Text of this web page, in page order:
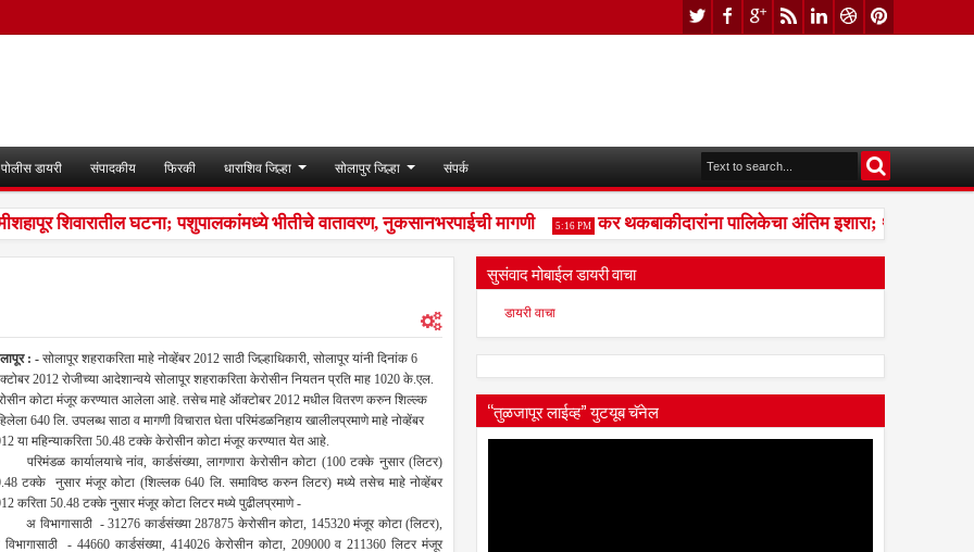
पोलीस डायरी संपादकीय फिरकी धाराशिव जिल्हा सोलापुर जिल्हा संपर्क
शिवारातील घटना; पशुपालकांमध्ये भीतीचे वातावरण, नुकसानभरपाईची मागणी 5:16 PM कर थकबाकीदारांना पालिकेचा अंतिम इशारा; थकित कर न
: - सोलापूर शहराकरिता माहे नोव्हेंबर 2012 साठी जिल्हाधिकारी, सोलापूर यांनी दिनांक 6
2012 रोजीच्या आदेशान्वये सोलापूर शहराकरिता केरोसीन नियतन प्रति माह 1020 के.एल.
कोटा मंजूर करण्यात आलेला आहे. तसेच माहे ऑक्टोबर 2012 मधील वितरण करुन शिल्ल्क
640 लि. उपलब्ध साठा व मागणी विचारात घेता परिमंडळनिहाय खालीलप्रमाणे माहे नोव्हेंबर
या महिन्याकरिता 50.48 टक्के केरोसीन कोटा मंजूर करण्यात येत आहे.
कार्यालयाचे नांव, कार्डसंख्या, लागणारा केरोसीन कोटा (100 टक्के नुसार (लिटर)
टक्के नुसार मंजूर कोटा (शिल्लक 640 लि. समाविष्ठ करुन लिटर) मध्ये तसेच माहे नोव्हेंबर
करिता 50.48 टक्के नुसार मंजूर कोटा लिटर मध्ये पुढीलप्रमाणे -
विभागासाठी - 31276 कार्डसंख्या 287875 केरोसीन कोटा, 145320 मंजूर कोटा (लिटर),
विभागासाठी - 44660 कार्डसंख्या, 414026 केरोसीन कोटा, 209000 व 211360 लिटर मंजूर
सुसंवाद मोबाईल डायरी वाचा
डायरी वाचा
“तुळजापूर लाईव्ह” युटयूब चॅनेल